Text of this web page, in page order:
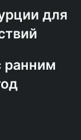
для
ранним